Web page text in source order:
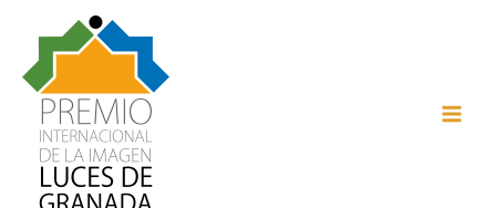
contenido